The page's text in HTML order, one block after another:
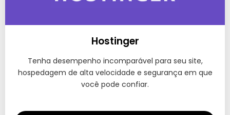
Hostinger
Tenha desempenho incomparável para seu site,
hospedagem de alta velocidade e segurança em que
você pode confiar.